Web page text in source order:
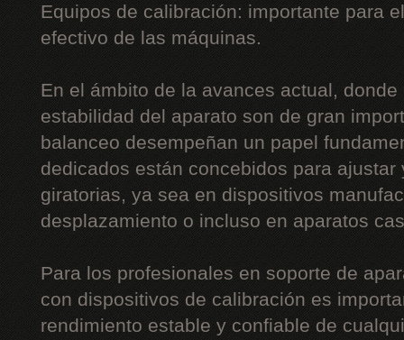
Equipos de calibración: importante para
efectivo de las máquinas.
En el ámbito de la avances actual,
estabilidad del aparato son de gran
balanceo desempeñan un papel
dedicados están concebidos para
giratorias, ya sea en dispositivos
desplazamiento o incluso en aparatos
Para los profesionales en soporte de
con dispositivos de calibración es
rendimiento estable y confiable de